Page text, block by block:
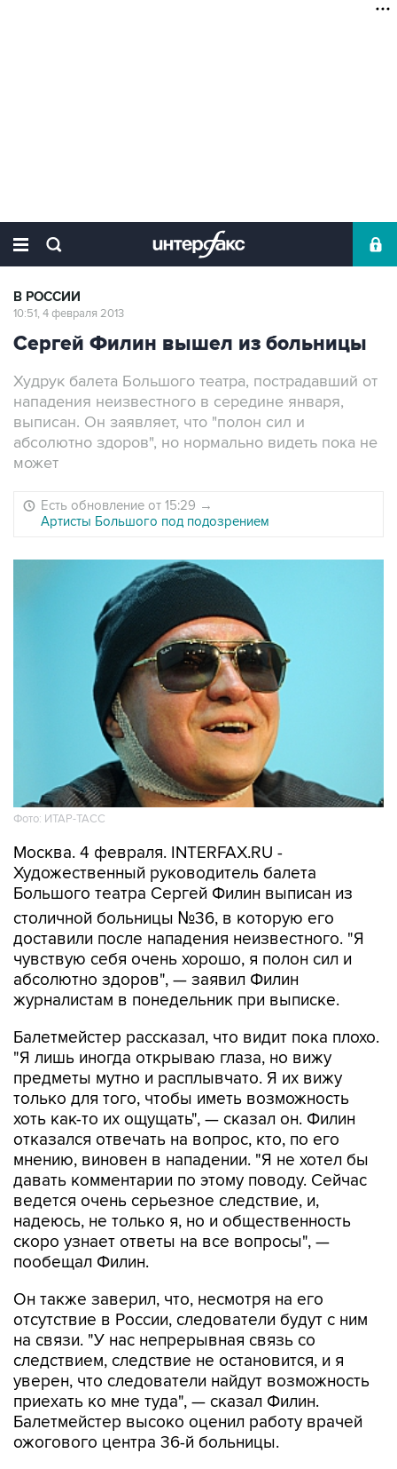
В РОССИИ
10:51, 4 февраля 2013
Сергей Филин вышел из больницы
Худрук балета Большого театра, пострадавший от
нападения неизвестного в середине января,
выписан. Он заявляет, что "полон сил и
абсолютно здоров", но нормально видеть пока не
может
Есть обновление от 15:29 →
Артисты Большого под подозрением
Фото: ИТАР-ТАСС
Москва. 4 февраля. INTERFAX.RU -
Художественный руководитель балета
Большого театра Сергей Филин выписан из
столичной больницы №36, в которую его
доставили после нападения неизвестного. "Я
чувствую себя очень хорошо, я полон сил и
абсолютно здоров", — заявил Филин
журналистам в понедельник при выписке.
Балетмейстер рассказал, что видит пока плохо.
"Я лишь иногда открываю глаза, но вижу
предметы мутно и расплывчато. Я их вижу
только для того, чтобы иметь возможность
хоть как-то их ощущать", — сказал он. Филин
отказался отвечать на вопрос, кто, по его
мнению, виновен в нападении. "Я не хотел бы
давать комментарии по этому поводу. Сейчас
ведется очень серьезное следствие, и,
надеюсь, не только я, но и общественность
скоро узнает ответы на все вопросы", —
пообещал Филин.
Он также заверил, что, несмотря на его
отсутствие в России, следователи будут с ним
на связи. "У нас непрерывная связь со
следствием, следствие не остановится, и я
уверен, что следователи найдут возможность
приехать ко мне туда", — сказал Филин.
Балетмейстер высоко оценил работу врачей
ожогового центра 36-й больницы.